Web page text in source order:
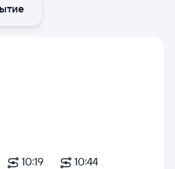
10:19
10:44